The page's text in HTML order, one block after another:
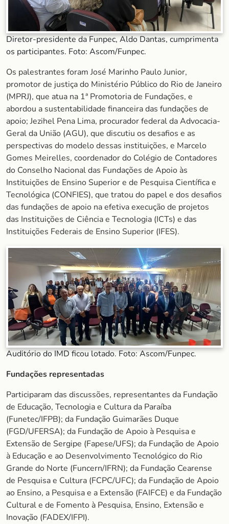
Diretor-presidente da Funpec, Aldo Dantas, cumprimenta
os participantes. Foto: Ascom/Funpec.
Os palestrantes foram José Marinho Paulo Junior,
promotor de justiça do Ministério Público do Rio de Janeiro
(MPRJ), que atua na 1ª Promotoria de Fundações, e
abordou a sustentabilidade financeira das fundações de
apoio; Jezihel Pena Lima, procurador federal da Advocacia-
Geral da União (AGU), que discutiu os desafios e as
perspectivas do modelo dessas instituições, e Marcelo
Gomes Meirelles, coordenador do Colégio de Contadores
do Conselho Nacional das Fundações de Apoio às
Instituições de Ensino Superior e de Pesquisa Científica e
Tecnológica (CONFIES), que tratou do papel e dos desafios
das fundações de apoio na efetiva execução de projetos
das Instituições de Ciência e Tecnologia (ICTs) e das
Instituições Federais de Ensino Superior (IFES).
Auditório do IMD ficou lotado. Foto: Ascom/Funpec.
Fundações representadas
Participaram das discussões, representantes da Fundação
de Educação, Tecnologia e Cultura da Paraíba
(Funetec/IFPB); da Fundação Guimarães Duque
(FGD/UFERSA); da Fundação de Apoio à Pesquisa e
Extensão de Sergipe (Fapese/UFS); da Fundação de Apoio
à Educação e ao Desenvolvimento Tecnológico do Rio
Grande do Norte (Funcern/IFRN); da Fundação Cearense
de Pesquisa e Cultura (FCPC/UFC); da Fundação de Apoio
ao Ensino, a Pesquisa e a Extensão (FAIFCE) e da Fundação
Cultural e de Fomento à Pesquisa, Ensino, Extensão e
Inovação (FADEX/IFPI).